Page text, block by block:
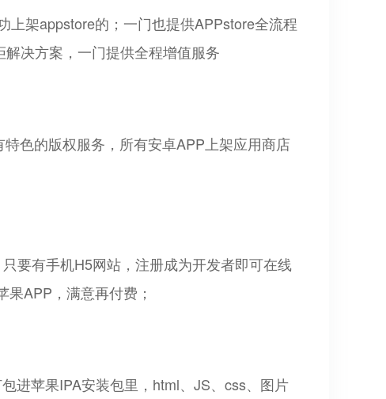
上架appstore的；一门也提供APPstore全流程
决方案，一门提供全程增值服务
色的版权服务，所有安卓APP上架应用商店
要有手机H5网站，注册成为开发者即可在线
APP，满意再付费；
进苹果IPA安装包里，html、JS、css、图片